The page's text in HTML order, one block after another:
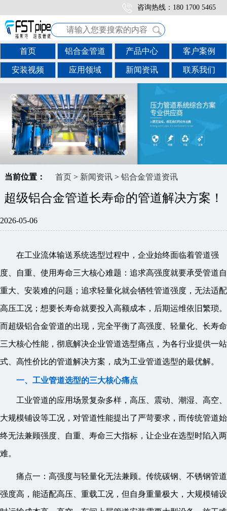
咨询热线：180 1700 5465
首页 铝合金管道 产品中心 客户案例
安装视频 应用领域 新闻资讯 联系我们
当前位置： 首页> 新闻资讯> 铝合金管道资讯
超级铝合金管道长寿命的管道解决方案！
2026-05-06
在工业流体输送系统选型过程中，企业始终面临着管道强
度、自重、使用寿命三大核心难题：追求高强度就要承受管道自
重大、安装难的问题；追求轻量化就会牺牲管道强度，无法适配
高压工况；想要长寿命就要投入高额成本，后期运维依旧繁琐。
而超级铝合金管道的出现，完全平衡了高强度、轻量化、长寿命
三大核心性能，彻底解决企业管道选型痛点，为各行业提供一站
式、高性价比的管道解决方案，成为工业管道选型的最优解。
一、工业管道选型的三大核心痛点
工业管道的应用场景复杂多样，高压、震动、潮湿、高空、
大规模铺设等工况，对管道性能提出了严苛要求，而传统管道始
终无法兼顾强度、自重、寿命三大指标，让企业在选型时陷入两
难。
痛点一：高强度与轻量化无法兼顾。传统碳钢、不锈钢管道
强度高，能适配高压、重载工况，但自身重量极大，大规模铺设